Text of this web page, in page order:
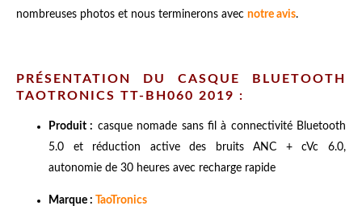
nombreuses photos et nous terminerons avec notre avis.
PRÉSENTATION DU CASQUE BLUETOOTH
TAOTRONICS TT-BH060 2019 :
Produit : casque nomade sans fil à connectivité Bluetooth
5.0 et réduction active des bruits ANC + cVc 6.0,
autonomie de 30 heures avec recharge rapide
Marque : TaoTronics